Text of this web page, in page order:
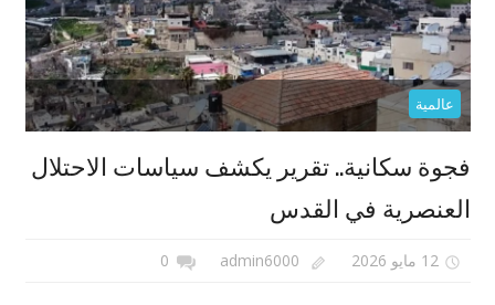
عالمية
فجوة سكانية.. تقرير يكشف سياسات الاحتلال
العنصرية في القدس
12 مايو 2026 admin6000
0